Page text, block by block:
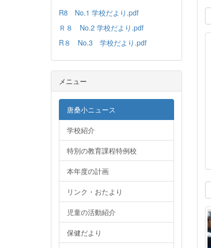
R8 No.1 学校だより.pdf
Ｒ８ No.2 学校だより.pdf
R８ No.3 学校だより.pdf
メニュー
唐桑小ニュース
学校紹介
特別の教育課程特例校
本年度の計画
リンク・おたより
児童の活動紹介
保健だより